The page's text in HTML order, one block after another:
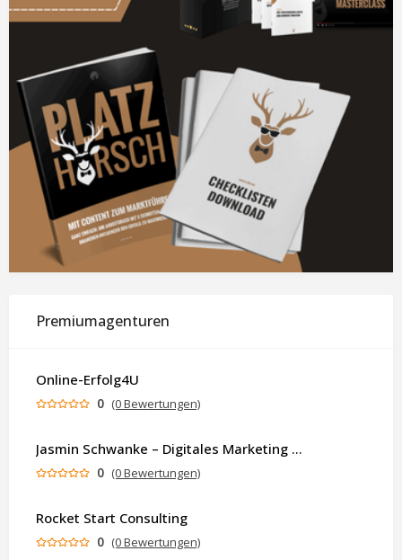
Premiumagenturen
Online-Erfolg4U
0 (0 Bewertungen)
Jasmin Schwanke – Digitales Marketing & KI-gestützte Contenterstellung
0 (0 Bewertungen)
Rocket Start Consulting
0 (0 Bewertungen)